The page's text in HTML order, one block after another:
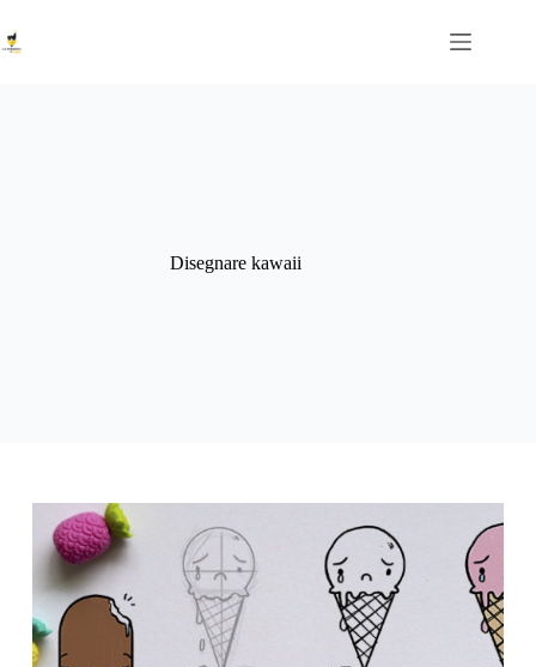
al
contenuto
Disegnare kawaii